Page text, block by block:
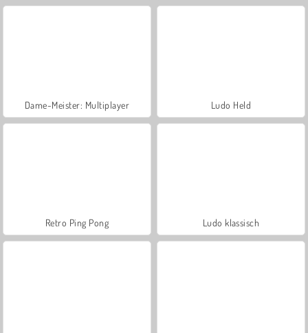
Dame-Meister: Multiplayer Ludo Held
Retro Ping Pong Ludo klassisch